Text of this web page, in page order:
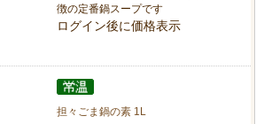
徴の定番鍋スープです
ログイン後に価格表示
担々ごま鍋の素 1L